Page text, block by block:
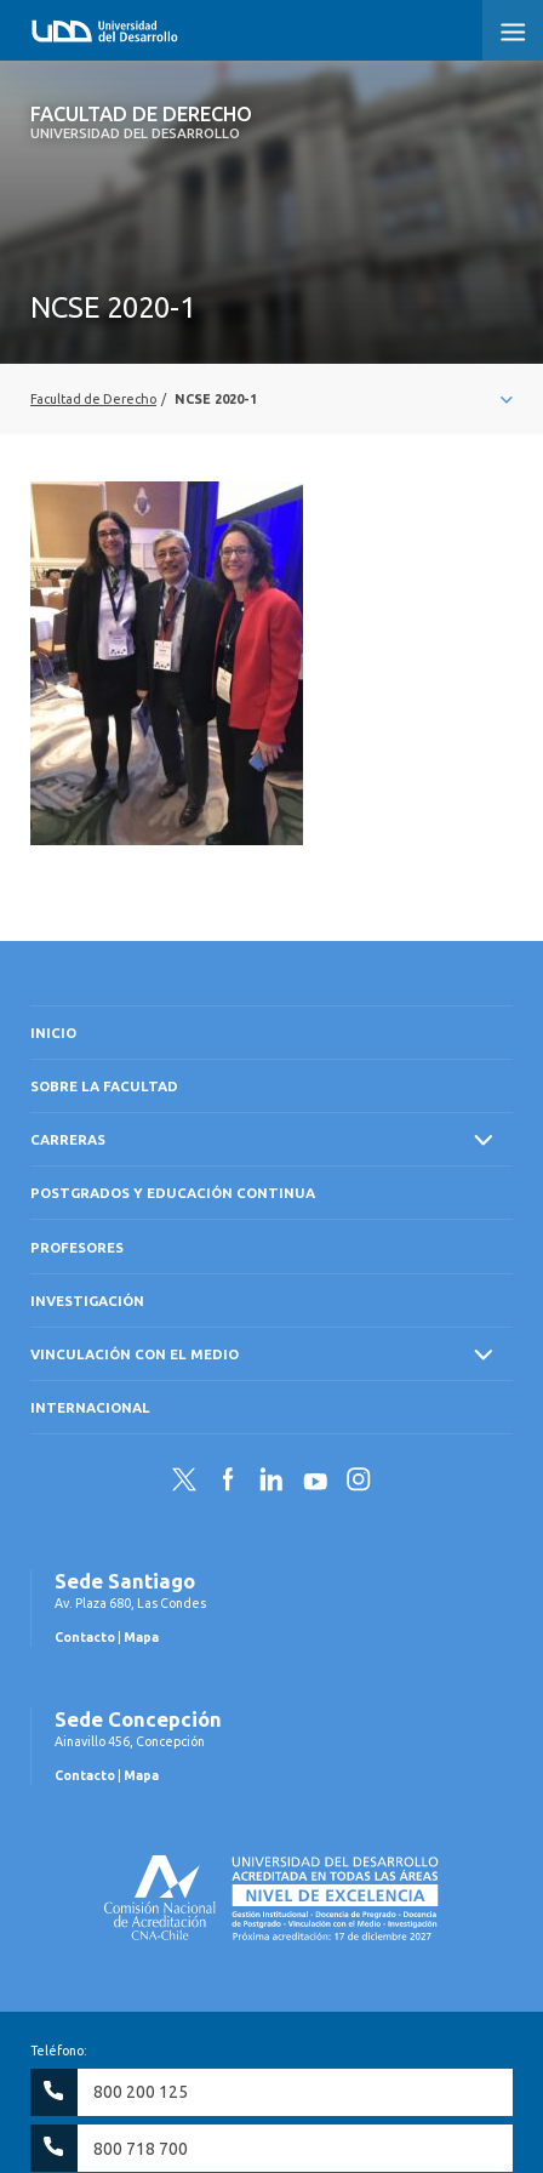
FACULTAD DE DERECHO
UNIVERSIDAD DEL DESARROLLO
FACULTAD DE DERECHO
SOBRE LA FACULTAD
VINCULACIÓN CON EL MEDIO
INTERNACIONAL
NCSE 2020-1
Facultad de Derecho / NCSE 2020-1
INICIO
SOBRE LA FACULTAD
CARRERAS
POSTGRADOS Y EDUCACIÓN CONTINUA
PROFESORES
INVESTIGACIÓN
VINCULACIÓN CON EL MEDIO
INTERNACIONAL
Twitter FacebookLinkedInYouTubeInstagram
Sede Santiago
Av. Plaza 680, Las Condes
Contacto Mapa
Sede Concepción
Ainavillo 456, Concepción
Contacto Mapa
Teléfono:
800 200 125
800 718 700